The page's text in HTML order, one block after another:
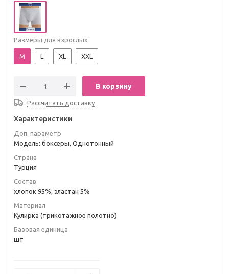
Размеры для взрослых
M L XL XXL
В корзину
Рассчитать доставку
Характеристики
Доп. параметр
Модель: боксеры, Однотонный
Страна
Турция
Состав
хлопок 95%; эластан 5%
Материал
Кулирка (трикотажное полотно)
Базовая единица
шт